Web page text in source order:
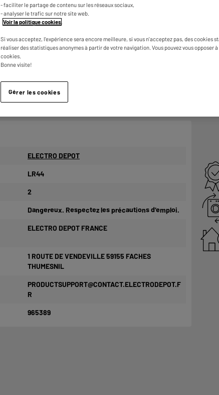
Ajouter
ELECTRO DEPOT
LR44
2
Dangereux. Respectez les précautions d’emploi.
ELECTRO DEPOT FRANCE
1 ROUTE DE VENDEVILLE 59155 FACHES
THUMESNIL
PRODUCTSUPPORT@CONTACT.ELECTRODEPOT.F
R
965389
- faciliter le partage de contenu sur les réseaux sociaux,
- analyser le trafic sur notre site web.
Voir la politique cookies
Si vous acceptez, l'expérience sera encore meilleure, si vous n'acceptez pas, des cookies
réaliser des statistiques anonymes à partir de votre navigation. Vous pouvez vous opposer
cookies.
Bonne visite!
Gérer les cookies